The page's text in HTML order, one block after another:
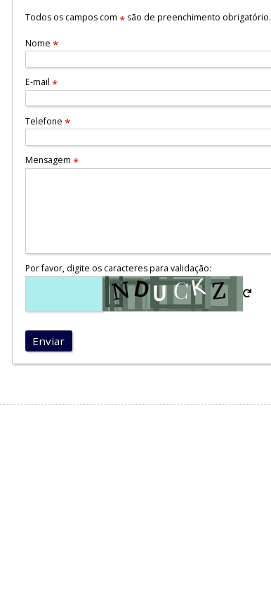
Todos os campos com *são de preenchimento obrigatório.
Nome *
E-mail *
Telefone *
Mensagem *
Por favor, digite os caracteres para validação:
Enviar